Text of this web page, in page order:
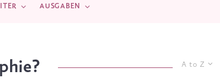
AUSGABEN
A to Z